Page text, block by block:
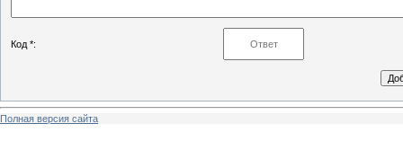
Код *:
Полная версия сайта